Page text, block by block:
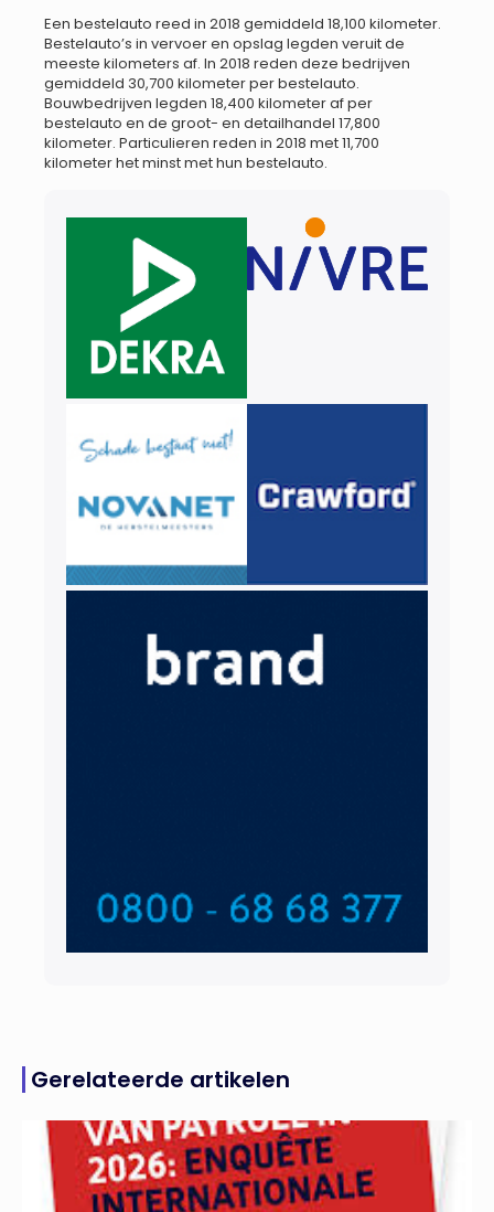
Een bestelauto reed in 2018 gemiddeld 18,100 kilometer.
Bestelauto’s in vervoer en opslag legden veruit de
meeste kilometers af. In 2018 reden deze bedrijven
gemiddeld 30,700 kilometer per bestelauto.
Bouwbedrijven legden 18,400 kilometer af per
bestelauto en de groot- en detailhandel 17,800
kilometer. Particulieren reden in 2018 met 11,700
kilometer het minst met hun bestelauto.
Gerelateerde artikelen